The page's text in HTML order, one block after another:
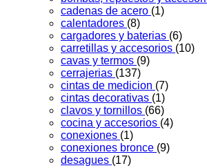
cadenas de acero (1)
calentadores (8)
cargadores y baterias (6)
carretillas y accesorios (10)
cavas y termos (9)
cerrajerias (137)
cintas de medicion (7)
cintas decorativas (1)
clavos y tornillos (66)
cocina y accesorios (4)
conexiones (1)
conexiones bronce (9)
desagues (17)